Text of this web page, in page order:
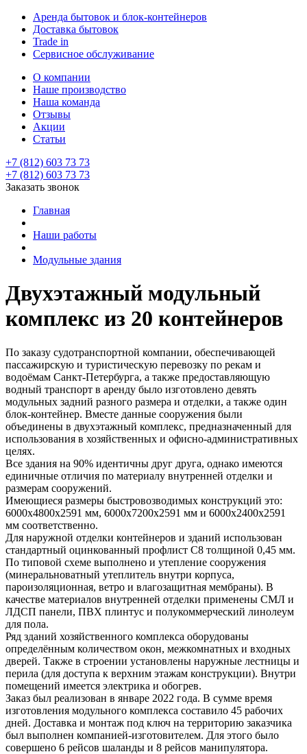
Аренда бытовок и блок-контейнеров
Доставка бытовок
Trade in
Сервисное обслуживание
О компании
Наше производство
Наша команда
Отзывы
Акции
Статьи
+7 (812) 603 73 73
+7 (812) 603 73 73
Заказать звонок
Главная
Наши работы
Модульные здания
Двухэтажный модульный
комплекс из 20 контейнеров
По заказу судотранспортной компании, обеспечивающей
пассажирскую и туристическую перевозку по рекам и
водоёмам Санкт-Петербурга, а также предоставляющую
водный транспорт в аренду было изготовлено девять
модульных задний разного размера и отделки, а также один
блок-контейнер. Вместе данные сооружения были
объединены в двухэтажный комплекс, предназначенный для
использования в хозяйственных и офисно-административных
целях.
Все здания на 90% идентичны друг друга, однако имеются
единичные отличия по материалу внутренней отделки и
размерам сооружений.
Имеющиеся размеры быстровозводимых конструкций это:
6000х4800х2591 мм, 6000х7200х2591 мм и 6000х2400х2591
мм соответственно.
Для наружной отделки контейнеров и зданий использован
стандартный оцинкованный профлист С8 толщиной 0,45 мм.
По типовой схеме выполнено и утепление сооружения
(минеральноватный утеплитель внутри корпуса,
пароизоляционная, ветро и влагозащитная мембраны). В
качестве материалов внутренней отделки применены СМЛ и
ЛДСП панели, ПВХ плинтус и полукоммерческий линолеум
для пола.
Ряд зданий хозяйственного комплекса оборудованы
определённым количеством окон, межкомнатных и входных
дверей. Также в строении установлены наружные лестницы и
перила (для доступа к верхним этажам конструкции). Внутри
помещений имеется электрика и обогрев.
Заказ был реализован в январе 2022 года. В сумме время
изготовления модульного комплекса составило 45 рабочих
дней. Доставка и монтаж под ключ на территорию заказчика
был выполнен компанией-изготовителем. Для этого было
совершено 6 рейсов шаланды и 8 рейсов манипулятора.